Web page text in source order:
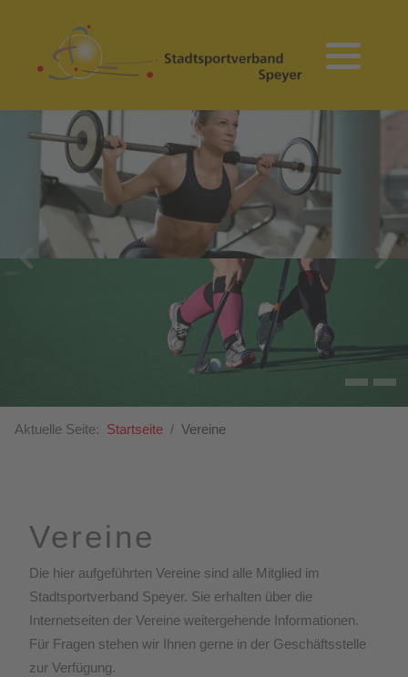
Aktuelle Seite: Startseite Vereine
Vereine
Die hier aufgeführten Vereine sind alle Mitglied im
Stadtsportverband Speyer. Sie erhalten über die
Internetseiten der Vereine weitergehende Informationen.
Für Fragen stehen wir Ihnen gerne in der Geschäftsstelle
zur Verfügung.